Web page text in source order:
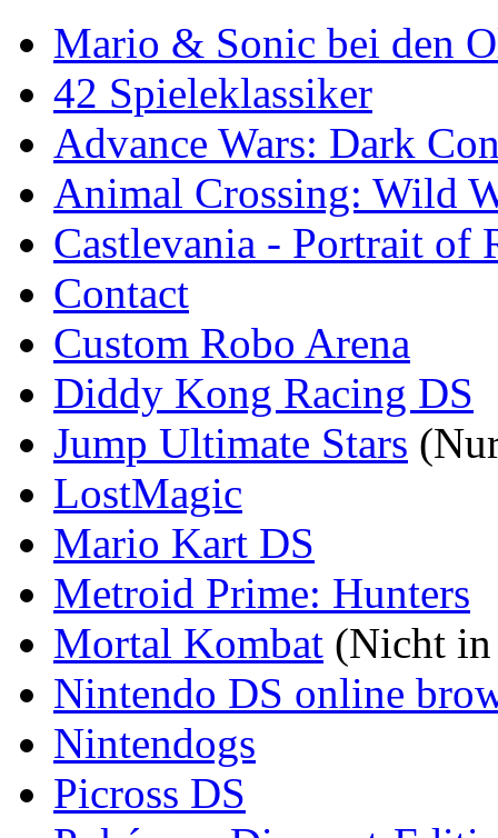
Mario & Sonic bei den
42 Spieleklassiker
Advance Wars: Dark
Animal Crossing: Wild
Castlevania - Portrait of
Contact
Custom Robo Arena
Diddy Kong Racing DS
Jump Ultimate Stars
LostMagic
Mario Kart DS
Metroid Prime: Hunters
Mortal Kombat (Nicht in
Nintendo DS online
Nintendogs
Picross DS